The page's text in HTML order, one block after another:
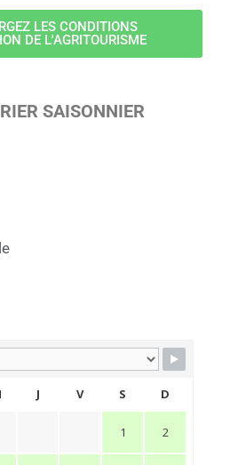
LES CONDITIONS
DE L'AGRITOURISME
SAISONNIER
J V S D
1 2